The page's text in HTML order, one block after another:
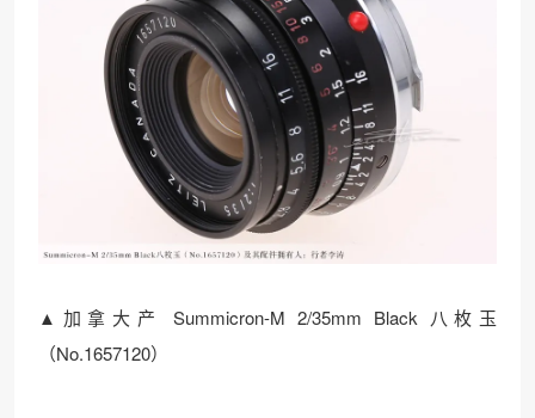
▲加拿大产 Summicron-M 2/35mm Black 八枚玉
（No.1657120）